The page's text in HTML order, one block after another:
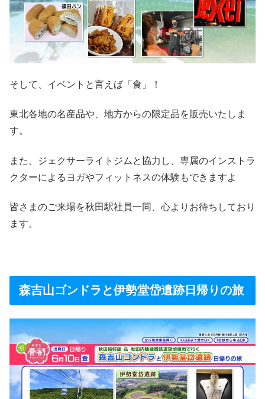
そして、イベントと言えば「食」！
東北各地の名産品や、地方からの限定品を販売いたしま
す。
また、ジェクサーライトジムと協力し、専属のインストラ
クターによるヨガやフィットネスの体験もできますよ
皆さまのご来場を秋田駅社員一同、心よりお待ちしており
ます。
森吉山ゴンドラと伊勢堂岱遺跡日帰りの旅